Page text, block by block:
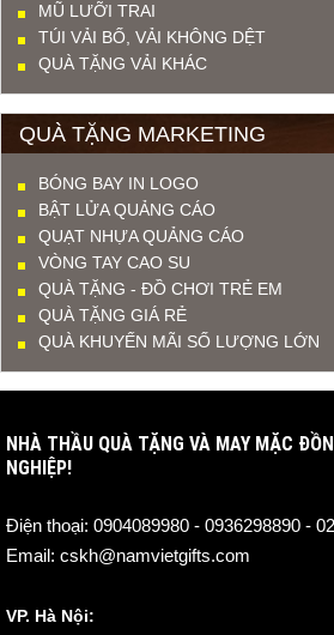
MŨ LƯỠI TRAI
TÚI VẢI BỐ, VẢI KHÔNG DỆT
QUÀ TẶNG VẢI KHÁC
QUÀ TẶNG MARKETING
BÓNG BAY IN LOGO
BẬT LỬA QUẢNG CÁO
QUẠT NHỰA QUẢNG CÁO
VÒNG TAY CAO SU
QUÀ TẶNG - ĐỒ CHƠI TRẺ EM
QUÀ TẶNG GIÁ RẺ
QUÀ KHUYẾN MÃI SỐ LƯỢNG LỚN
NHÀ THẦU QUÀ TẶNG VÀ MAY MẶC
NGHIỆP!
Điện thoại: 0904089980 - 0936298890 -
Email: cskh@namvietgifts.com
VP. Hà Nội: